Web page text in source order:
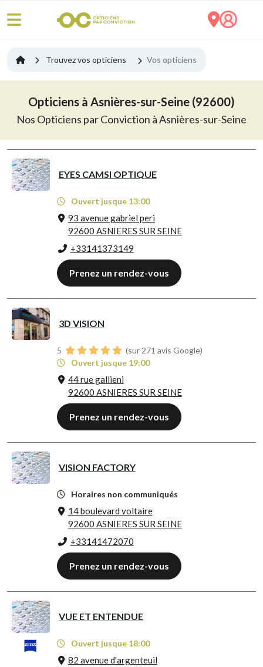
Trouvez vos opticiens Vos opticiens
Opticiens à Asnières-sur-Seine (92600)
Nos Opticiens par Conviction à Asnières-sur-Seine
EYES CAMSI OPTIQUE
Ouvert jusque 13:00
93 avenue gabriel peri
92600 ASNIERES SUR SEINE
+33141373149
Prenez un rendez-vous
3D VISION
5
(sur 271 avis Google)
Ouvert jusque 19:00
44 rue gallieni
92600 ASNIERES SUR SEINE
Prenez un rendez-vous
VISION FACTORY
Horaires non communiqués
14 boulevard voltaire
92600 ASNIERES SUR SEINE
+33141472070
Prenez un rendez-vous
VUE ET ENTENDUE
Ouvert jusque 18:00
82 avenue d'argenteuil